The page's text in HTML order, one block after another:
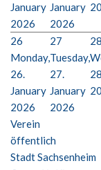
January
2026
January
2026
26
Monday,
26.
January
2026
27
Tuesday,
27.
January
2026
28
Verein
öffentlich
Stadt Sachsenheim